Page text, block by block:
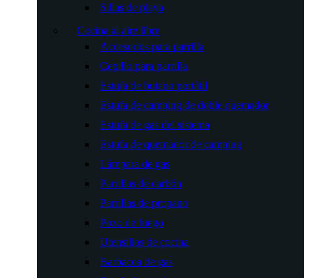
Sillas de playa
Cocina al aire libre
Accesorios para parrilla
Cepillo para parrilla
Estufa de butano portátil
Estufa de camping de doble quemador
Estufa de gas del sistema
Estufa de quemador de camping
Lámpara de gas
Parrillas de carbón
Parrillas de propano
Pozo de fuego
Utensilios de cocina
Barbacoa de gas